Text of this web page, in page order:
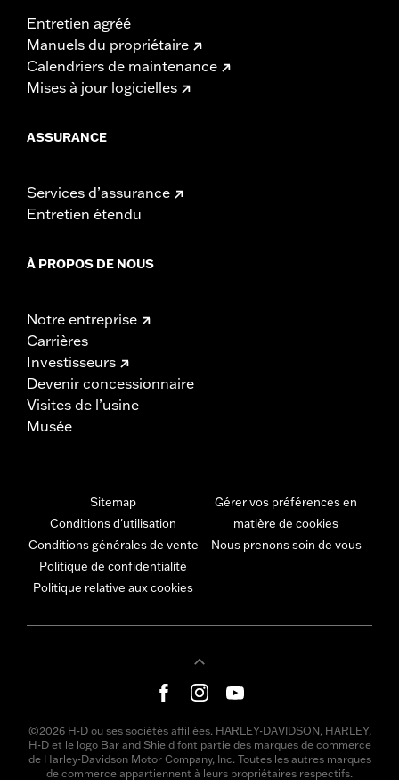
Entretien agréé
Manuels du propriétaire
Calendriers de maintenance
Mises à jour logicielles
ASSURANCE
Services d’assurance
Entretien étendu
À PROPOS DE NOUS
Notre entreprise
Carrières
Investisseurs
Devenir concessionnaire
Visites de l’usine
Musée
Sitemap
Conditions d'utilisation
Conditions générales de vente
Politique de confidentialité
Politique relative aux cookies
Gérer vos préférences en
matière de cookies
Nous prenons soin de vous
©2026 H-D ou ses sociétés affiliées. HARLEY-DAVIDSON, HARLEY,
H-D et le logo Bar and Shield font partie des marques de commerce
de Harley-Davidson Motor Company, Inc. Toutes les autres marques
de commerce appartiennent à leurs propriétaires respectifs.